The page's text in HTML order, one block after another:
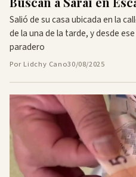
Salió de su casa ubicada en la
de la una de la tarde, y desde
paradero
Por Lidchy Cano30/08/2025